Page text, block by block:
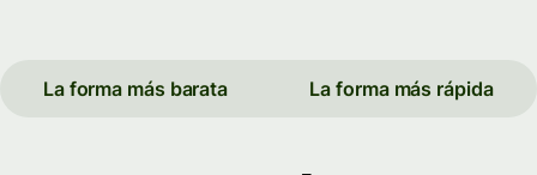
La forma más barata La forma más rápida